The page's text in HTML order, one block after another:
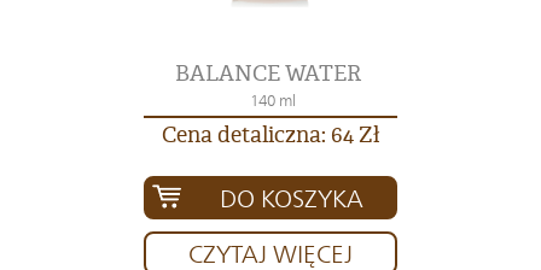
BALANCE WATER
140 ml
Cena detaliczna: 64 Zł
DO KOSZYKA
CZYTAJ WIĘCEJ